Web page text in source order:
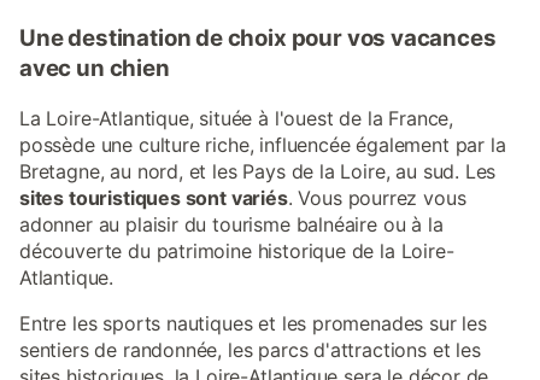
Une destination de choix pour vos vacances
avec un chien
La Loire-Atlantique, située à l'ouest de la France,
possède une culture riche, influencée également par la
Bretagne, au nord, et les Pays de la Loire, au sud. Les
sites touristiques sont variés. Vous pourrez vous
adonner au plaisir du tourisme balnéaire ou à la
découverte du patrimoine historique de la Loire-
Atlantique.
Entre les sports nautiques et les promenades sur les
sentiers de randonnée, les parcs d'attractions et les